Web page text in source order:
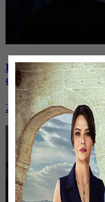
Бірнеше отбасын
сотталып жатыр
26 января, 19:36